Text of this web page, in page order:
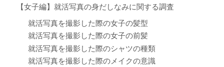
【女子編】就活写真の身だしなみに関する調査
就活写真を撮影した際の女子の髪型
就活写真を撮影した際の女子の前髪
就活写真を撮影した際のシャツの種類
就活写真を撮影した際のメイクの意識